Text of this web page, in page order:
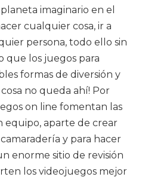
imaginario en el
cualquier cosa, ir a
persona, todo ello sin
que los juegos para
formas de diversión y
no queda ahí! Por
on line fomentan las
equipo, aparte de crear
y para hacer
enorme sitio de revisión
los videojuegos mejor